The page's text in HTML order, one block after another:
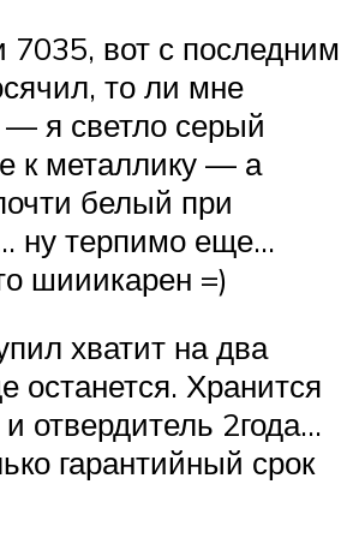
7035, вот с последним
то ли мне
— я светло серый
к металлику — а
белый при
ну терпимо еще…
шииикарен =)
хватит на два
останется. Хранится
отвердитель 2года…
гарантийный срок